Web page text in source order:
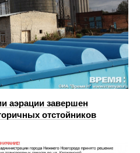
аэрации завершен
отстойников